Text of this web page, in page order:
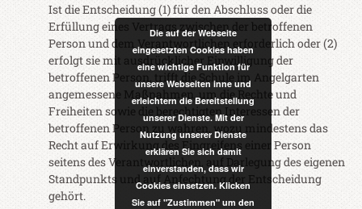
Ist die Entscheidung (1) für den Abschluss oder die
Erfüllung eines Vertrags zwischen der betroffenen
Person und dem Verantwortlichen erforderlich oder (2)
erfolgt sie mit ausdrücklicher Einwilligung der
betroffenen Person, trifft die Schule im Angelgarten
angemessene Maßnahmen, um die Rechte und
Freiheiten sowie die berechtigten Interessen der
betroffenen Person zu wahren, wozu mindestens das
Recht auf Erwirkung des Eingreifens einer Person
seitens des Verantwortlichen, auf Darlegung des eigenen
Standpunkts und auf Anfechtung der Entscheidung
gehört.
Die auf der Webseite
eingesetzten Cookies haben
eine wichtige Funktion für
unsere Webseiten inne und
erleichtern die Bereitstellung
unserer Dienste. Mit der
Nutzung unserer Dienste
erklären Sie sich damit
einverstanden, dass wir
Cookies einsetzen. Klicken
Sie auf "Zustimmen" um den